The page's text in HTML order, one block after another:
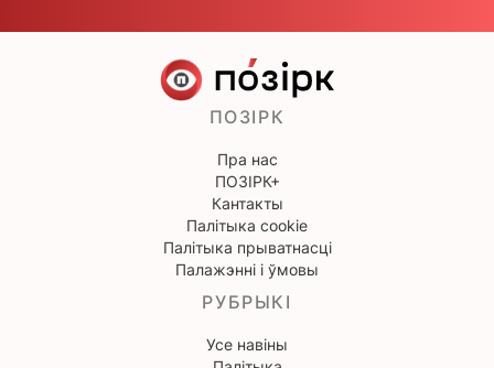
ПОЗІРК
Пра нас
ПОЗІРК+
Кантакты
Палітыка cookie
Палітыка прыватнасці
Палажэнні і ўмовы
РУБРЫКІ
Усе навіны